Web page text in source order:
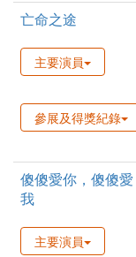
亡命之途
主要演員
參展及得獎紀錄
傻傻愛你，傻傻愛
我
主要演員